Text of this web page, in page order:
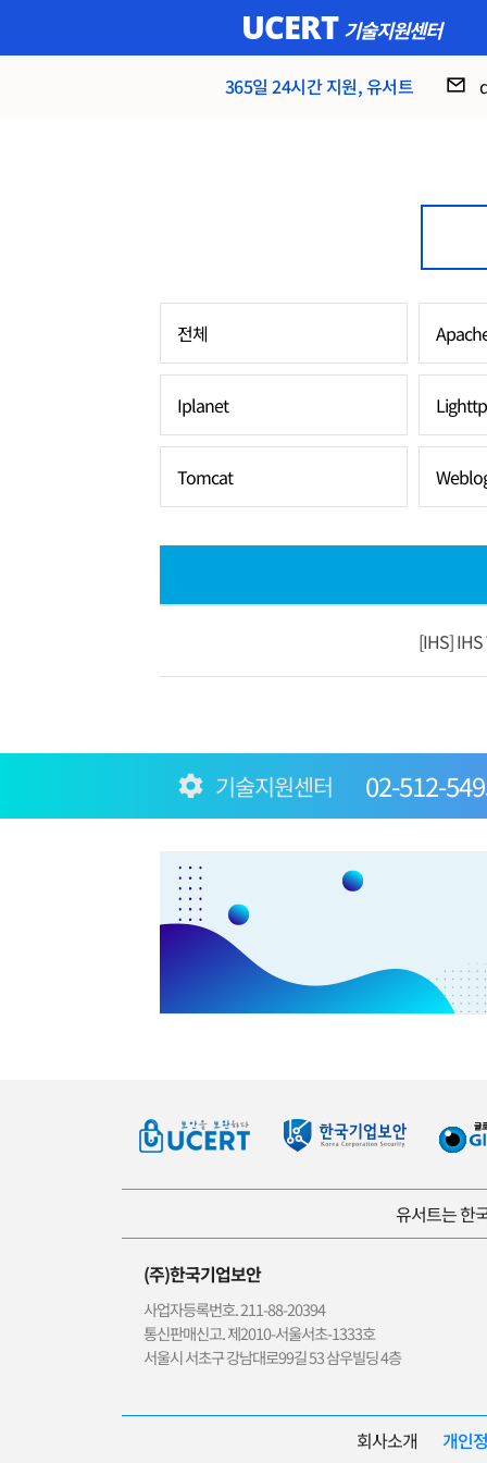
UCERT 기술지원센터
365일 24시간 지원, 유서트
전체
Iplanet
Tomcat
[IHS]
기술지원센터 02-512-
유서트는 한
(주)한국기업보안
사업자등록번호. 211-88-20394
통신판매신고. 제2010-서울서초-1333호
서울시 서초구 강남대로99길 53 삼우빌딩 4층
회사소개 개인